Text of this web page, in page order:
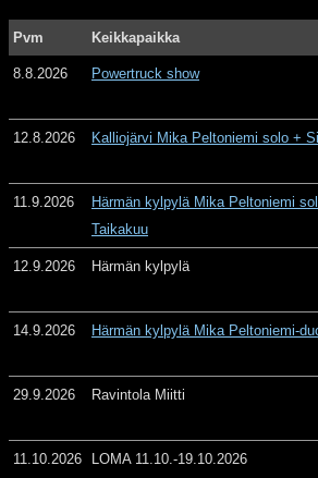
Pvm Keikkapaikka
8.8.2026 Powertruck show
12.8.2026 Kalliojärvi Mika Peltoniemi solo +
11.9.2026
Härmän kylpylä Mika Peltoniemi
Taikakuu
12.9.2026 Härmän kylpylä
14.9.2026 Härmän kylpylä Mika Peltoniemi-
29.9.2026 Ravintola Miitti
11.10.2026 LOMA 11.10.-19.10.2026